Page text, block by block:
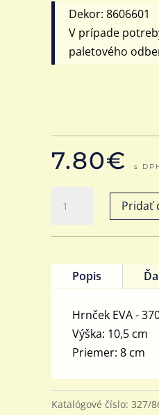
Dekor: 8606601
V prípade
paletového
7.80€ s
Hrnček
EVA
Gogh-
Portrét,
Pridať
Popis
Hrnček EVA -
Výška: 10,5 cm
Priemer: 8 cm
Katalógové číslo:327/